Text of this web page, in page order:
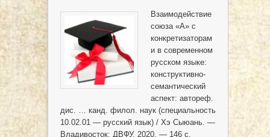
Взаимодействие
союза «А» с
конкретизаторам
и в современном
русском языке:
конструктивно-
семантический
аспект: автореф.
дис. … канд. филол. наук (специальность
10.02.01 — русский язык) / Хэ Сыюань. —
Владивосток: ДВФУ, 2020. — 146 с.